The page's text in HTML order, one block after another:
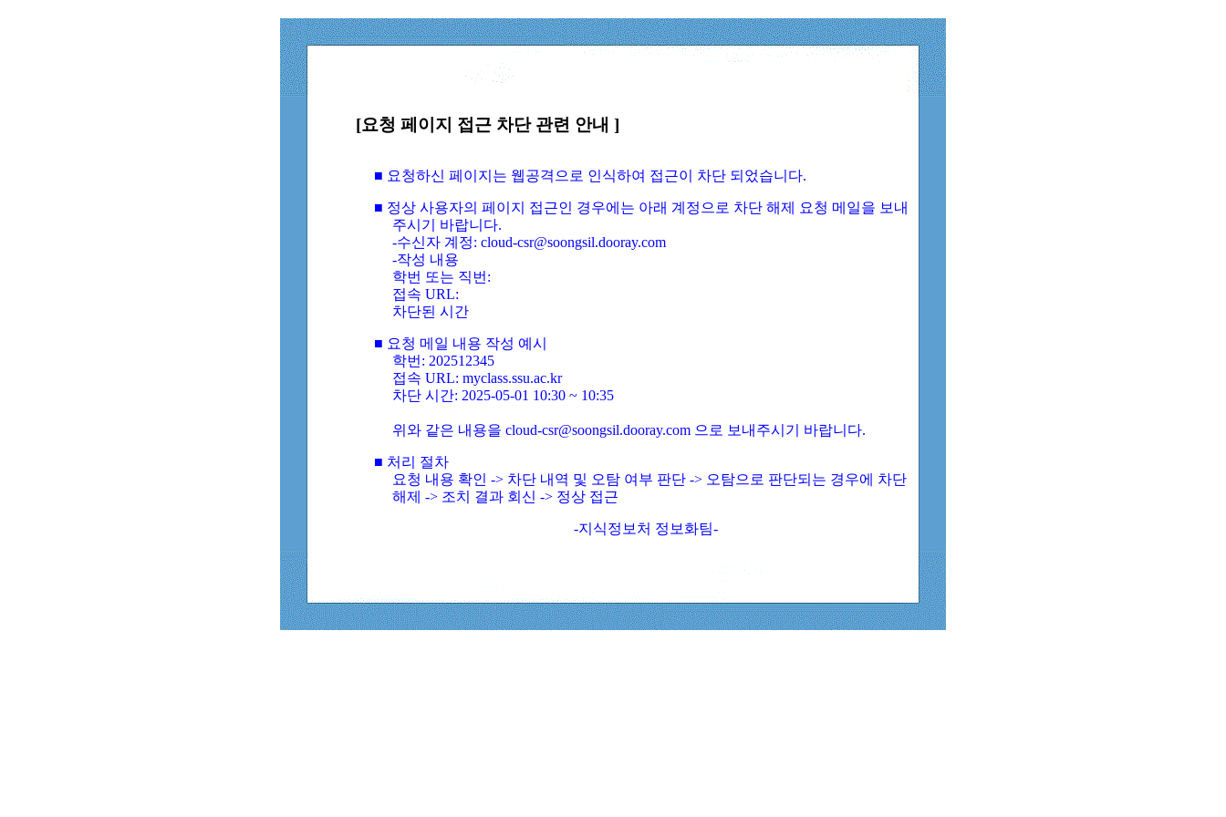
[요청 페이지 접근 차단 관련 안내 ]
■ 요청하신 페이지는 웹공격으로 인식하여 접근이 차단 되었습니다.
■ 정상 사용자의 페이지 접근인 경우에는 아래 계정으로 차단 해제 요청 메일을 보내
주시기 바랍니다.
-수신자 계정: cloud-csr@soongsil.dooray.com
-작성 내용
학번 또는 직번:
접속 URL:
차단된 시간
■ 요청 메일 내용 작성 예시
학번: 202512345
접속 URL: myclass.ssu.ac.kr
차단 시간: 2025-05-01 10:30 ~ 10:35
위와 같은 내용을 cloud-csr@soongsil.dooray.com 으로 보내주시기 바랍니다.
■ 처리 절차
요청 내용 확인 -> 차단 내역 및 오탐 여부 판단 -> 오탐으로 판단되는 경우에 차단
해제 -> 조치 결과 회신 -> 정상 접근
-지식정보처 정보화팀-